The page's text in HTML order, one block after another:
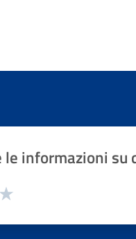
le informazioni su